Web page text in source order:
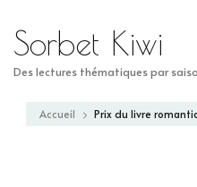
Sorbet Kiwi
Des lectures thématiques par
Accueil Prix du livre